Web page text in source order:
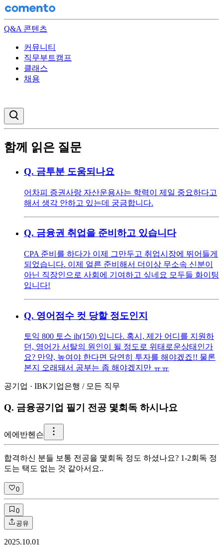
Q&A 콘텐츠
커뮤니티
직무부트캠프
클래스
채용
함께 읽은 질문
Q. 금투분 도움되나요
어차피 증권사랑 자산운용사는 학력이 제일 중요하다고
해서 생각 안하고 있는데 궁금합니다.
Q. 금융권 취업을 준비하고 있습니다
CPA 준비를 하다가 이제 그만두고 취업시장에 뛰어들게
되었습니다. 이제 얼른 준비해서 더이상 무소속 신분이
아닌 직장인으로 사회에 기여하고 싶네요 모두들 화이팅
입니다!
Q. 영어점수 컷 당할 정도인지
토익 800 토스 ih(150) 입니다. 혹시, 제가 어디를 지원하
던, 영어가 서탈의 원인이 될 정도로 위태로운상태인가
요? 만약, 높여야 한다면 당연히 투자를 해야겠죠!! 물론
본지 오래돼서 공부는 좀 해야겠지만 ㅠㅠ
공기업 · IBK기업은행 / 모든 직무
Q. 금융공기업 필기 전공 몇회독 하시나요
에 에반헨슨
합격하신 분들 보통 전공을 몇회독 정도 하셨나요? 1-2회독 정
도는 택도 없는 것 같아서요..
0
0
공유
2025.10.01